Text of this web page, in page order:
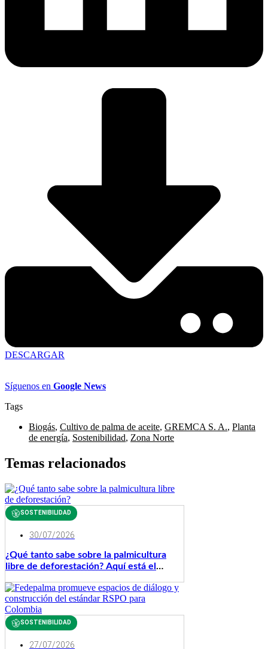
DESCARGAR
Síguenos en Google News
Tags
Biogás, Cultivo de palma de aceite, GREMCA S. A., Planta
de energía, Sostenibilidad, Zona Norte
Temas relacionados
SOSTENIBILIDAD
30/07/2026
¿Qué tanto sabe sobre la palmicultura
libre de deforestación? Aquí está el
respuestas
SOSTENIBILIDAD
27/07/2026